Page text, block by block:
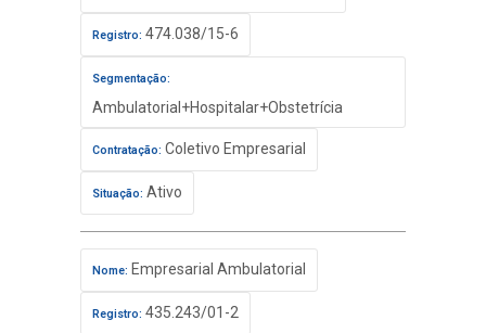
Registro: 474.038/15-6
Segmentação:
Ambulatorial+Hospitalar+Obstetrícia
Contratação: Coletivo Empresarial
Situação: Ativo
Nome: Empresarial Ambulatorial
Registro: 435.243/01-2